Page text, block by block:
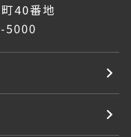
40番地
5000